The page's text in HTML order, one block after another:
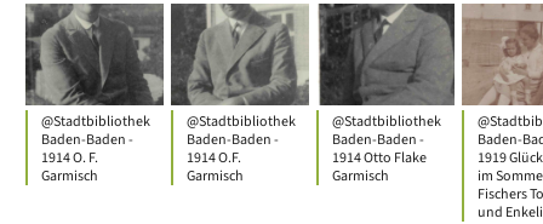
@Stadtbibliothek
Baden-Baden -
1914 O. F.
Garmisch
@Stadtbibliothek
Baden-Baden -
1914 O.F.
Garmisch
@Stadtbibliothek
Baden-Baden -
1914 Otto Flake
Garmisch
Baden-
1919
im
Fischers
und